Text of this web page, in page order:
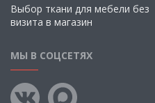
Выбор ткани для мебели без
визита в магазин
МЫ В СОЦСЕТЯХ